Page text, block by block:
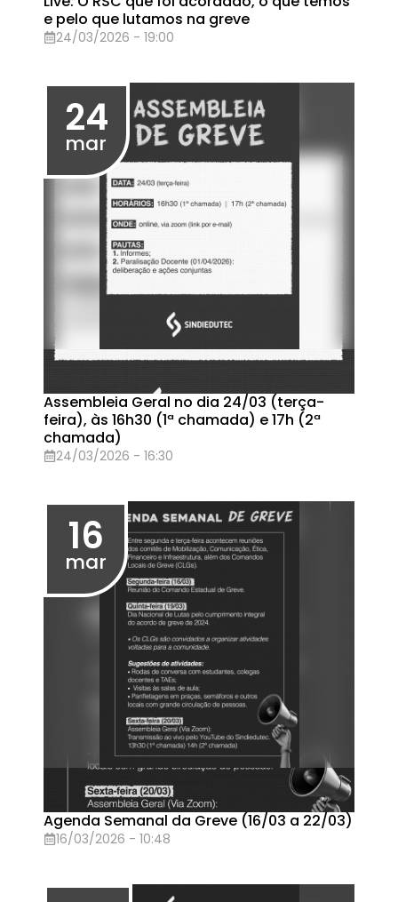
Assembleia Geral no dia 20/02 (sexta-
feira), às 13h30 (1ª chamada) e 14h (2ª
chamada)
20/02/2026 - 13:30
13
fev
Assembleia Geral no dia 13/03(sexta-
feira), às 13h30 (1ª chamada) e 14h (2ª
13/02/2026 - 13:30
Eventos em Novembro de 2025
29
nov